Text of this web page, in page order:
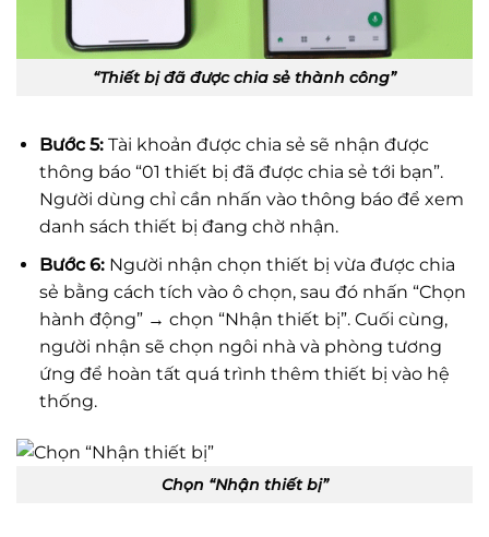
“Thiết bị đã được chia sẻ thành công”
Bước 5:Tài khoản được chia sẻ sẽ nhận được
thông báo “01 thiết bị đã được chia sẻ tới bạn”.
Người dùng chỉ cần nhấn vào thông báo để xem
danh sách thiết bị đang chờ nhận.
Bước 6:Người nhận chọn thiết bị vừa được chia
sẻ bằng cách tích vào ô chọn, sau đó nhấn “Chọn
hành động” → chọn “Nhận thiết bị”. Cuối cùng,
người nhận sẽ chọn ngôi nhà và phòng tương
ứng để hoàn tất quá trình thêm thiết bị vào hệ
thống.
Chọn “Nhận thiết bị”